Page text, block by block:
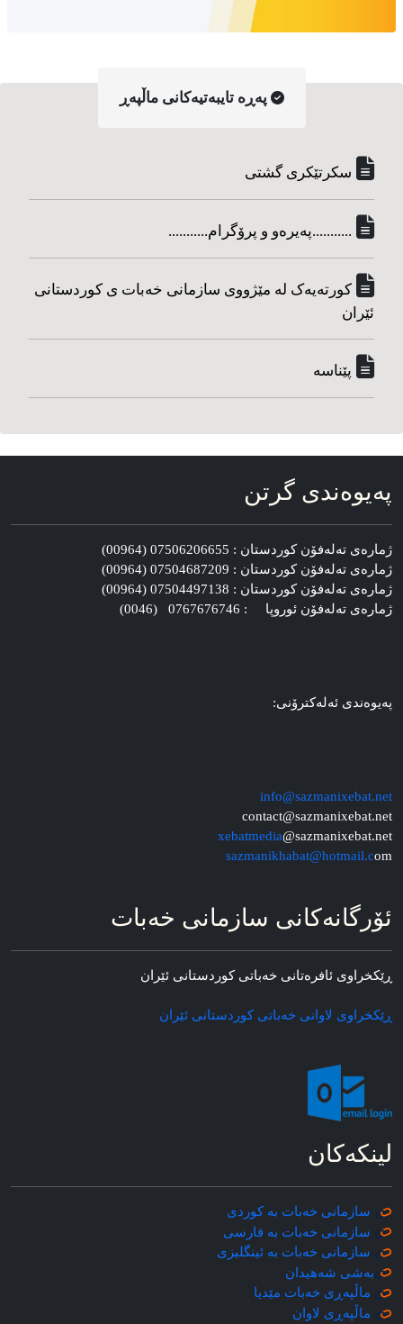
په‌ڕه‌ تایبه‌تیه‌کانی ماڵپه‌ڕ
سکرتێکری گشتی
...........په‌یره‌و و پرۆگرام...........
کورته‌یه‌ک له مێژووی سازمانی خه‌بات ی کوردستانی
ئێران
پێناسه‌
په‌یوه‌ندی گرتن
ژماره‌ی ته‌له‌فۆن کوردستان : 07506206655 (00964)
ژماره‌ی ته‌له‌فۆن کوردستان : 07504687209 (00964)
ژماره‌ی ته‌له‌فۆن کوردستان : 07504497138 (00964)
ژماره‌ی ته‌له‌فۆن ئوروپا : 0767676746 (0046)
په‌یوه‌ندی ئه‌له‌کترۆنی:
info@sazmanixebat.net
contact@sazmanixebat.net
xebatmedia@sazmanixebat.net
sazmanikhabat@hotmail.com
ئۆرگانه‌کانی سازمانی خه‌بات
ڕێکخراوی ئافره‌تانی خه‌باتی کوردستانی ئێران
ڕێکخراوی لاوانی خه‌باتی کوردستانی ئێران
لینکه‌کان
سازمانی خه‌بات به کوردی
سازمانی خه‌بات به فارسی
سازمانی خه‌بات به ئینگلیزی
به‌شی شه‌هیدان
ماڵپه‌ڕی خه‌بات مێدیا
ماڵپه‌ڕی لاوان